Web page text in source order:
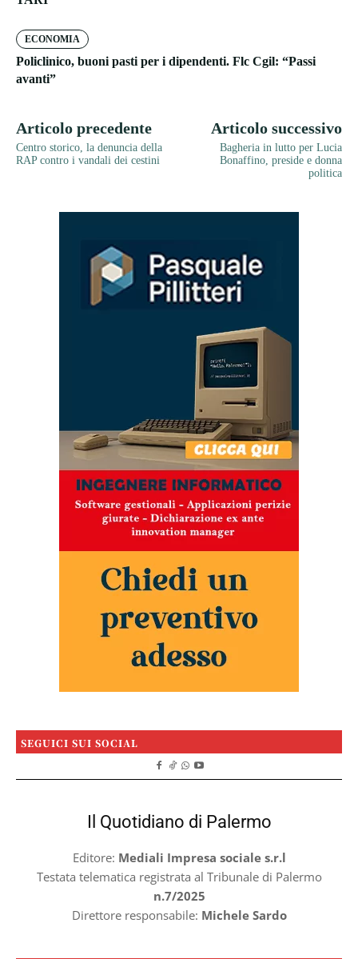
ECONOMIA
Policlinico, buoni pasti per i dipendenti. Flc Cgil: “Passi
avanti”
Articolo precedente
Centro storico, la denuncia della
RAP contro i vandali dei cestini
Articolo successivo
Bagheria in lutto per Lucia
Bonaffino, preside e donna
politica
SEGUICI SUI SOCIAL
Il Quotidiano di Palermo
Editore: Mediali Impresa sociale s.r.l
Testata telematica registrata al Tribunale di Palermo
n.7/2025
Direttore responsabile: Michele Sardo